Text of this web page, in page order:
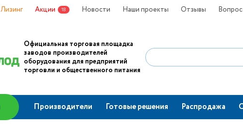
Лизинг Акции 18 Новости Наши проекты Отзывы
Официальная торговая площадка
заводов производителей
оборудования для предприятий
торговли и общественного питания
Производители Готовые решения Распродажа